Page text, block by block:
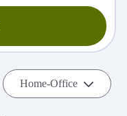
Home-Office